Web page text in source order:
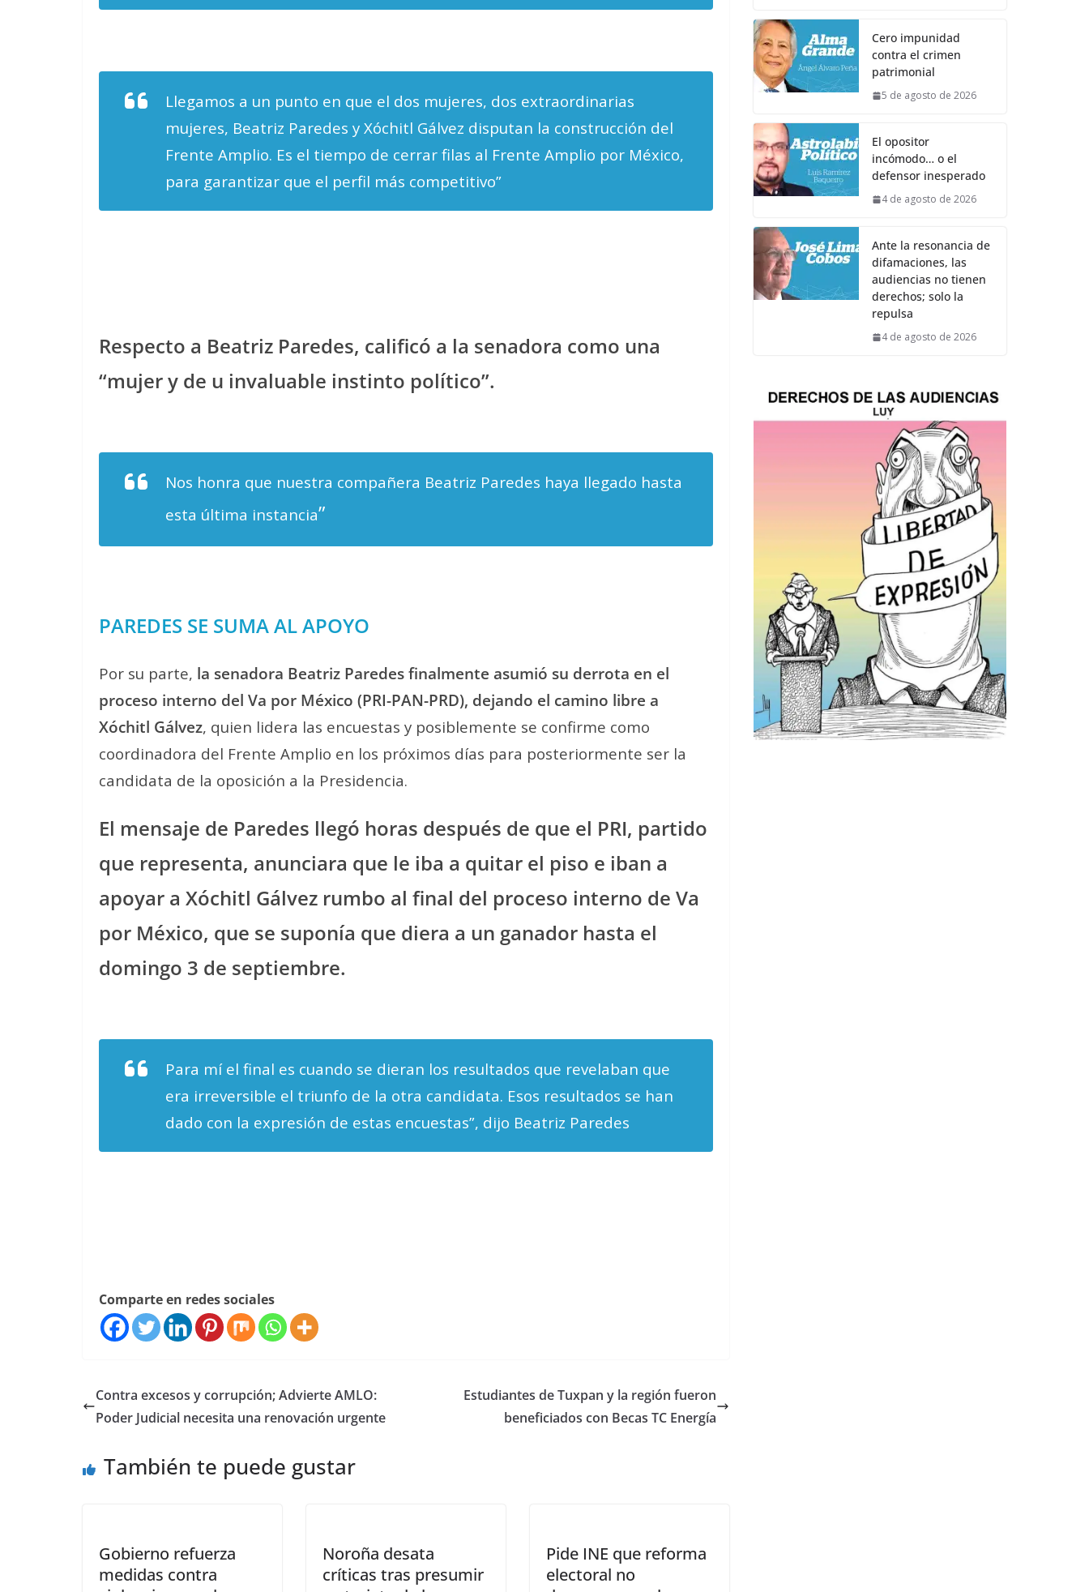
Llegamos a un punto en que el dos mujeres, dos extraordinarias
mujeres, Beatriz Paredes y Xóchitl Gálvez disputan la construcción del
Frente Amplio. Es el tiempo de cerrar filas al Frente Amplio por México,
para garantizar que el perfil más competitivo”
Respecto a Beatriz Paredes, calificó a la senadora como una
“mujer y de u invaluable instinto político”.
Nos honra que nuestra compañera Beatriz Paredes haya llegado hasta
esta última instancia”
PAREDES SE SUMA AL APOYO
Por su parte, la senadora Beatriz Paredes finalmente asumió su derrota en el
proceso interno del Va por México (PRI-PAN-PRD), dejando el camino libre a
Xóchitl Gálvez, quien lidera las encuestas y posiblemente se confirme como
coordinadora del Frente Amplio en los próximos días para posteriormente ser la
candidata de la oposición a la Presidencia.
El mensaje de Paredes llegó horas después de que el PRI, partido
que representa, anunciara que le iba a quitar el piso e iban a
apoyar a Xóchitl Gálvez rumbo al final del proceso interno de Va
por México, que se suponía que diera a un ganador hasta el
domingo 3 de septiembre.
Para mí el final es cuando se dieran los resultados que revelaban que
era irreversible el triunfo de la otra candidata. Esos resultados se han
dado con la expresión de estas encuestas”, dijo Beatriz Paredes
Comparte en redes sociales
Contra excesos y corrupción; Advierte AMLO:
Poder Judicial necesita una renovación urgente
Estudiantes de Tuxpan y la región fueron
beneficiados con Becas TC Energía
También te puede gustar
Gobierno refuerza
medidas contra
Noroña desata
críticas tras presumir
Pide INE que reforma
electoral no
Cero impunidad
contra el crimen
patrimonial
5 de agosto de 2026
El opositor
incómodo… o el
defensor inesperado
4 de agosto de 2026
Ante la resonancia de
difamaciones, las
audiencias no tienen
derechos; solo la
repulsa
4 de agosto de 2026